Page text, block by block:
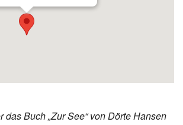
das Buch „Zur See“ von Dörte Hansen